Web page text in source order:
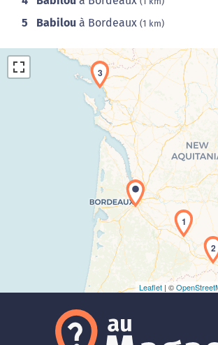
5 Babilou à Bordeaux (1 km)
Chargement de la carte en
1
2
3
Leaflet | ©